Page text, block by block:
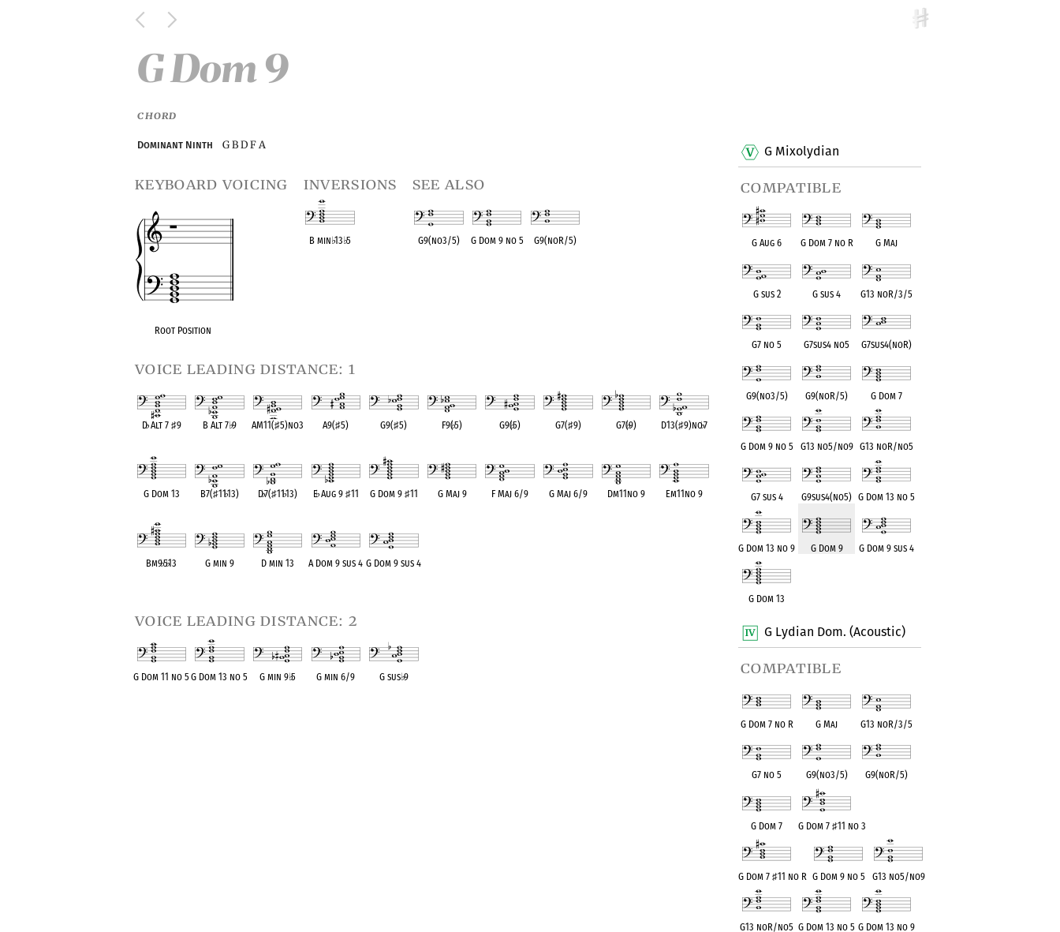
G Mixolydian
compatible
G Aug 6 G Dom 7 no R G Maj
G sus 2 G sus 4 G13 noR/3/5
G7 no 5 G7sus4 no5 G7sus4(noR)
G9(no3/5) G9(noR/5) G Dom 7
G Dom 9 no 5 G13 no5/no9 G13 noR/no5
G7 sus 4 G9sus4(no5) G Dom 13 no 5
G Dom 13 no 9 G Dom 9 G Dom 9 sus 4
G Dom 13
G Lydian Dom. (Acoustic)
compatible
G Dom 7 no R G Maj G13 noR/3/5
G7 no 5 G9(no3/5) G9(noR/5)
G Dom 7 G Dom 7♯11 no 3
G Dom 7 ♯11 no R G Dom 9 no 5 G13 no5/no9
G13 noR/no5 G Dom 13 no 5 G Dom 13 no 9
G Dom 9
CHORD
Dominant Ninth G B D F A
keyboard voicing
Root Position
inversions
B min♭13♭5
see also
G9(no3/5) G Dom 9 no 5 G9(noR/5)
voice leading distance: 1
D♭Alt 7 ♯9 B Alt 7♭9 AM11(♯5)no3 A9(♯5) G9(♯5) F9(♭5) G9(♭5) G7(♯9) G7(♭9) D13(♯9)no♭7
G Dom 13 B7(♯11♭13) D♭7(♯11♭13) E♭Aug 9 ♯11 G Dom 9 ♯11 G Maj 9 F Maj 6/9 G Maj 6/9 Dm11no 9 Em11no 9
Bm9♭5♭13 G min 9 D min 13 A Dom 9 sus 4 G Dom 9 sus 4
voice leading distance: 2
G Dom 11 no 5 G Dom 13 no 5 G min 9♭5 G min 6/9 G sus♭9